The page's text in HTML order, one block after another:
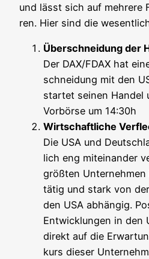
und lässt sich auf
ren. Hier sind die
Über­schnei­dung der
Der DAX/FDAX hat
schnei­dung mit den
star­tet sei­nen Han­del
Vor­bör­se um 14:30h
Wirt­schaft­li­che
Die USA und
lich eng mit­ein­an­der
größ­ten Unter­neh­men
tätig und stark von
den USA abhän­gig.
Ent­wick­lun­gen in den
direkt auf die
kurs die­ser